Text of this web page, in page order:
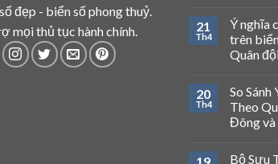
đẹp - biển số phong thuỷ.
mọi thủ tục hành chính.
21
Th4
Ý nghĩa
trên
Quân
20
Th4
So Sánh
Theo
Đông
Bộ Sưu